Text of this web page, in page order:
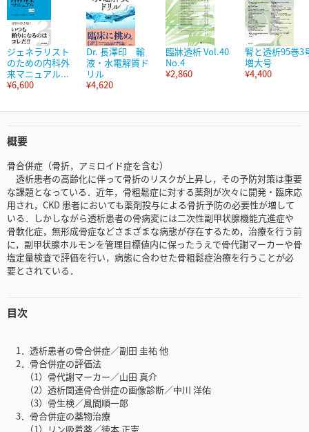
ジェネラリスト
のための内科外
来マニュアル...
¥6,600
Dr. 長澤印 輸
液・水電解質ド
リル
¥4,620
臨牀透析 Vol.40
No.4
¥2,860
腎と透析95巻3
増大号
¥4,400
概要
骨合併症（骨折，アミロイド症を含む）
透析患者の高齢化に伴って骨折のリスクが上昇し，その予防対策は重要
な課題となっている．近年，骨粗鬆症に対する薬剤が次々に開発・臨床応
用され，CKD 患者においても薬剤投与による骨折予防の必要性が増して
いる．しかしながら透析患者の骨病変には二次性副甲状腺機能亢進症や
骨軟化症，無形成骨症などさまざまな病態が存在するため，治療を行う前
に，副甲状腺ホルモンを管理目標値内に保ったうえで骨代謝マーカーや骨
塩定量検査で評価を行い，病態に合わせた骨粗鬆症治療を行うことが必
要とされている．
目次
1．透析患者の骨合併症／副田 圭祐 他
2．骨合併症の評価法
（1）骨代謝マーカー／山田 真介
（2）透析関連骨合併症の画像診断／中川 洋佑
（3）骨生検／風間順一郎
3．骨合併症の薬物治療
（1）リン吸着薬／徳本 正憲